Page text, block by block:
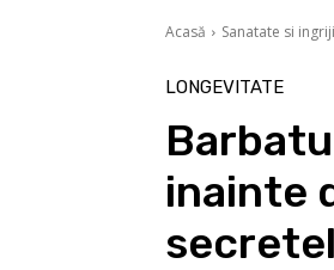
Acasă Sanatate si
LONGEVITATE
inainte